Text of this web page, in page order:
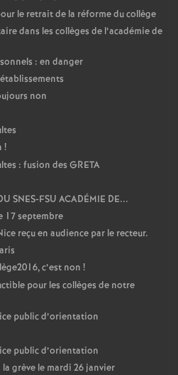
le retrait de la réforme du collège
dans les collèges de l’académie de
: en danger
non
!
: fusion des GRETA
SNES-FSU ACADÉMIE DE...
17 septembre
reçu en audience par le recteur.
c’est non !
pour les collèges de notre
public d’orientation
public d’orientation
grève le mardi 26 janvier